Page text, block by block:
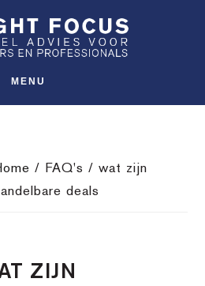
MENU
/ FAQ's / wat zijn
deals
ZIJN